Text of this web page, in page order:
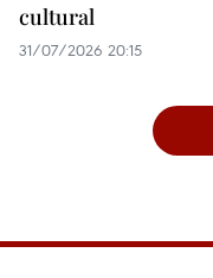
cultural
31/07/2026 20:15